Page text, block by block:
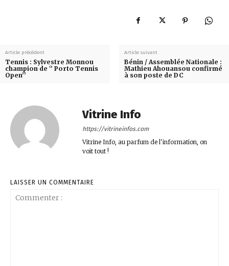
Article précédent
Tennis : Sylvestre Monnou
champion de ‘’ Porto Tennis
Open’’
Article suivant
Bénin / Assemblée Nationale :
Mathieu Ahouansou confirmé
à son poste de DC
Vitrine Info
https://vitrineinfos.com
Vitrine Info, au parfum de l'information, on
voit tout !
LAISSER UN COMMENTAIRE